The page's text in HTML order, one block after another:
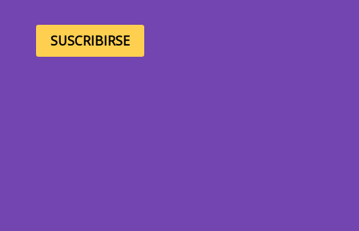
SUSCRIBIRSE